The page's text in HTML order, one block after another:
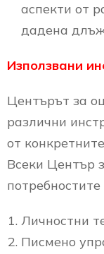
аспекти от
дадена
Използвани
Центърът за
различни
от
Всеки Център
Личностни
Писмено